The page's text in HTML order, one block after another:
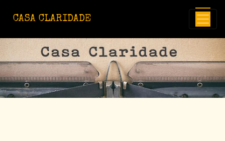
CASA CLARIDADE